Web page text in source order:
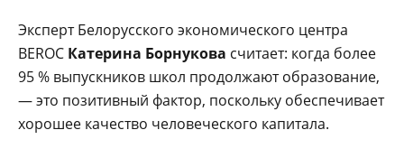
Эксперт Белорусского экономического центра
BEROC Катерина Борнукова считает: когда более
95 % выпускников школ продолжают образование,
— это позитивный фактор, поскольку обеспечивает
хорошее качество человеческого капитала.